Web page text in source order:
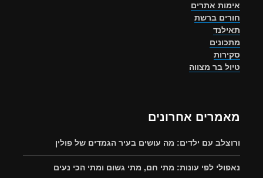
אימות אתרים
חורים ברשת
תאילנד
מתכונים
סקירות
טיול בר מצווה
מאמרים אחרונים
ורוצלב עם ילדים: מה עושים בעיר הגמדים של פולין
נאפולי לפי עונות: מתי חם, מתי גשום ומתי הכי נעים